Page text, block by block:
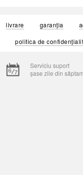
livrare garanția
politica de
Serviciu suport
șase zile din